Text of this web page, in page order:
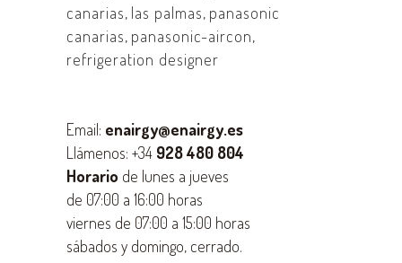
canarias, las palmas, panasonic
canarias, panasonic-aircon,
refrigeration designer
Email: enairgy@enairgy.es
Llámenos: +34 928 480 804
Horario de lunes a jueves
de 07:00 a 16:00 horas
viernes de 07:00 a 15:00 horas
sábados y domingo, cerrado.